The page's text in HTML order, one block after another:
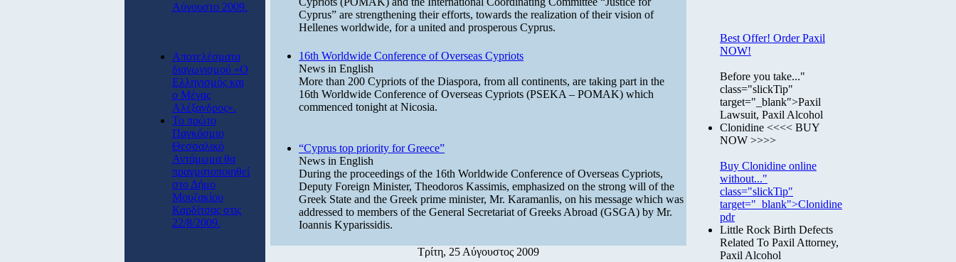
Αύγουστο 2009.
Αποτελέσματα
διαγωνισμού «Ο
Ελληνισμός και
ο Μέγας
Αλέξανδρος».
Το πρώτο
Παγκόσμιο
Θεσσαλικό
Αντάμωμα θα
πραγματοποιηθεί
στο Δήμο
Μουζακίου
Καρδίτσας στις
22/8/2009.
Cyprus” are strengthening their efforts, towards the realization of their vision of
Hellenes worldwide, for a united and prosperous Cyprus.
16th Worldwide Conference of Overseas Cypriots
News in English
More than 200 Cypriots of the Diaspora, from all continents, are taking part in the
16th Worldwide Conference of Overseas Cypriots (PSEKA – POMAK) which
commenced tonight at Nicosia.
“Cyprus top priority for Greece”
News in English
During the proceedings of the 16th Worldwide Conference of Overseas Cypriots,
Deputy Foreign Minister, Theodoros Kassimis, emphasized on the strong will of the
Greek State and the Greek prime minister, Mr. Karamanlis, on his message which was
addressed to members of the General Secretariat of Greeks Abroad (GSGA) by Mr.
Ioannis Kyparissidis.
Τρίτη, 25 Αύγουστος 2009
Best Offer! Order Paxil
NOW!
Before you take..."
class="slickTip"
target="_blank">Paxil
Lawsuit, Paxil Alcohol
Clonidine <<<< BUY
NOW >>>>
Buy Clonidine online
without..."
class="slickTip"
target="_blank">Clonidine
pdr
Little Rock Birth Defects
Related To Paxil Attorney,
Paxil Alcohol